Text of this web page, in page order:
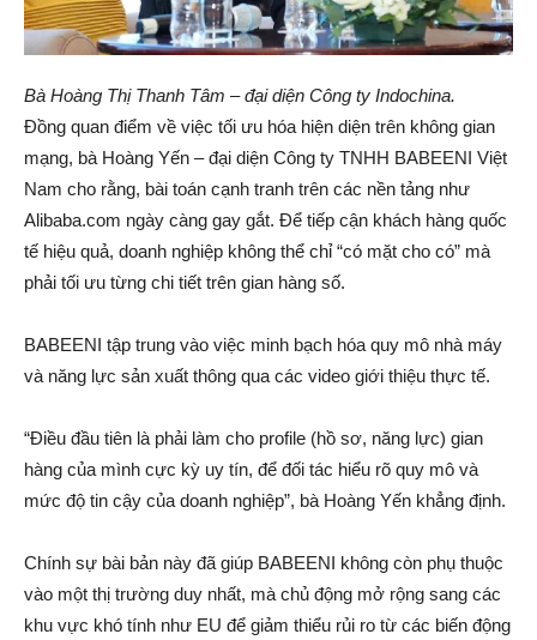
Bà Hoàng Thị Thanh Tâm – đại diện Công ty Indochina.
Đồng quan điểm về việc tối ưu hóa hiện diện trên không gian
mạng, bà Hoàng Yến – đại diện Công ty TNHH BABEENI Việt
Nam cho rằng, bài toán cạnh tranh trên các nền tảng như
Alibaba.com ngày càng gay gắt. Để tiếp cận khách hàng quốc
tế hiệu quả, doanh nghiệp không thể chỉ “có mặt cho có” mà
phải tối ưu từng chi tiết trên gian hàng số.
BABEENI tập trung vào việc minh bạch hóa quy mô nhà máy
và năng lực sản xuất thông qua các video giới thiệu thực tế.
“Điều đầu tiên là phải làm cho profile (hồ sơ, năng lực) gian
hàng của mình cực kỳ uy tín, để đối tác hiểu rõ quy mô và
mức độ tin cậy của doanh nghiệp”, bà Hoàng Yến khẳng định.
Chính sự bài bản này đã giúp BABEENI không còn phụ thuộc
vào một thị trường duy nhất, mà chủ động mở rộng sang các
khu vực khó tính như EU để giảm thiểu rủi ro từ các biến động